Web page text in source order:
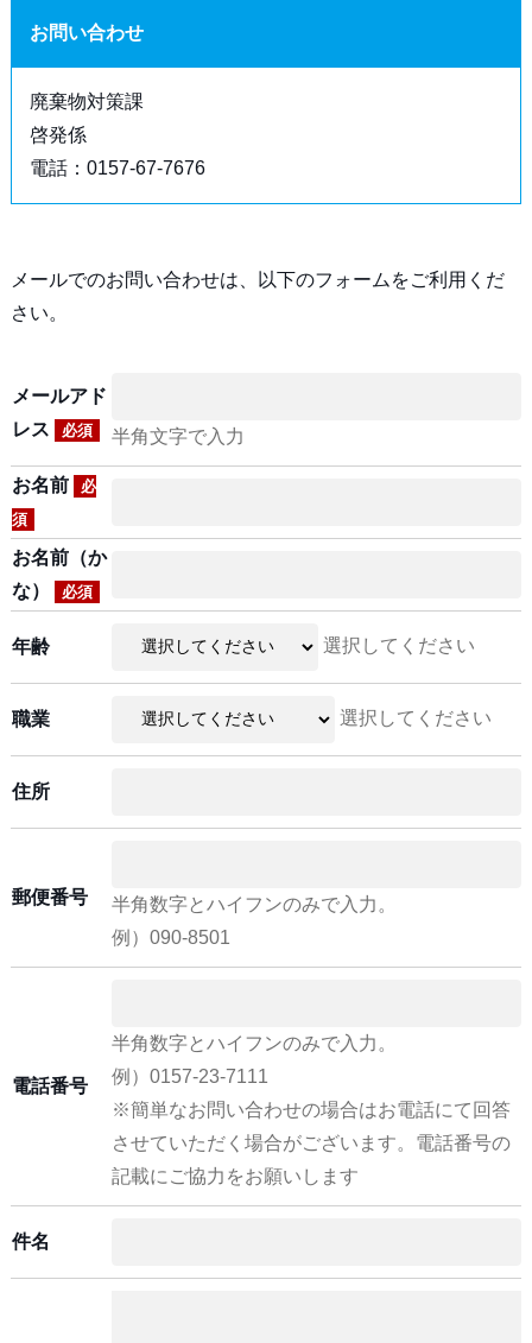
お問い合わせ
廃棄物対策課
啓発係
電話：0157-67-7676
メールでのお問い合わせは、以下のフォームをご利用くだ
さい。
メールアド
レス
必須 半角文字で入力
お名前
必
須
お名前（か
な）
必須
年齢 選択してください
職業 選択してください
住所
郵便番号
半角数字とハイフンのみで入力。
例）090-8501
電話番号
半角数字とハイフンのみで入力。
例）0157-23-7111
※簡単なお問い合わせの場合はお電話にて回答
させていただく場合がございます。電話番号の
記載にご協力をお願いします
件名